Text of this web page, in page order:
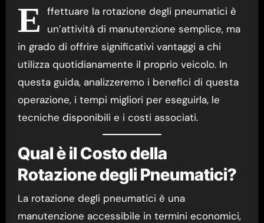
E ffettuare la rotazione degli pneumatici è
un’attività di manutenzione semplice, ma
in grado di offrire significativi vantaggi a chi
utilizza quotidianamente il proprio veicolo. In
questa guida, analizzeremo i benefici di questa
operazione, i tempi migliori per eseguirla, le
tecniche disponibili e i costi associati.
Qual è il Costo della
Rotazione degli Pneumatici?
La rotazione degli pneumatici è una
manutenzione accessibile in termini economici,